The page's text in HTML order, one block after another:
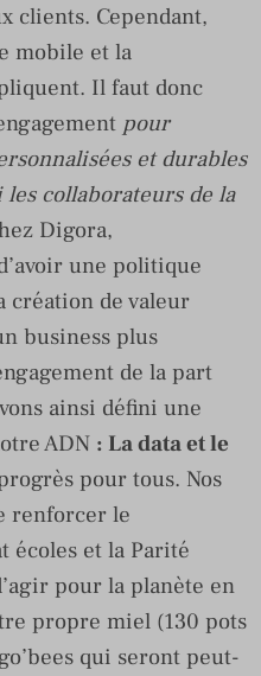
clients. Cependant,
mobile et la
Il faut donc
pour
et durables
les collaborateurs de la
Digora,
une politique
création de valeur
business plus
de la part
ainsi défini une
ADN : La data et le
pour tous. Nos
renforcer le
écoles et la Parité
pour la planète en
propre miel (130 pots
qui seront peut-